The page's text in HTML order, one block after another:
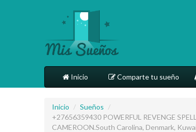
Inicio Comparte tu sueño
Inicio / Sueños /
+27656359430 POWERFUL REVENGE
CAMEROON.South Carolina, Denmark,